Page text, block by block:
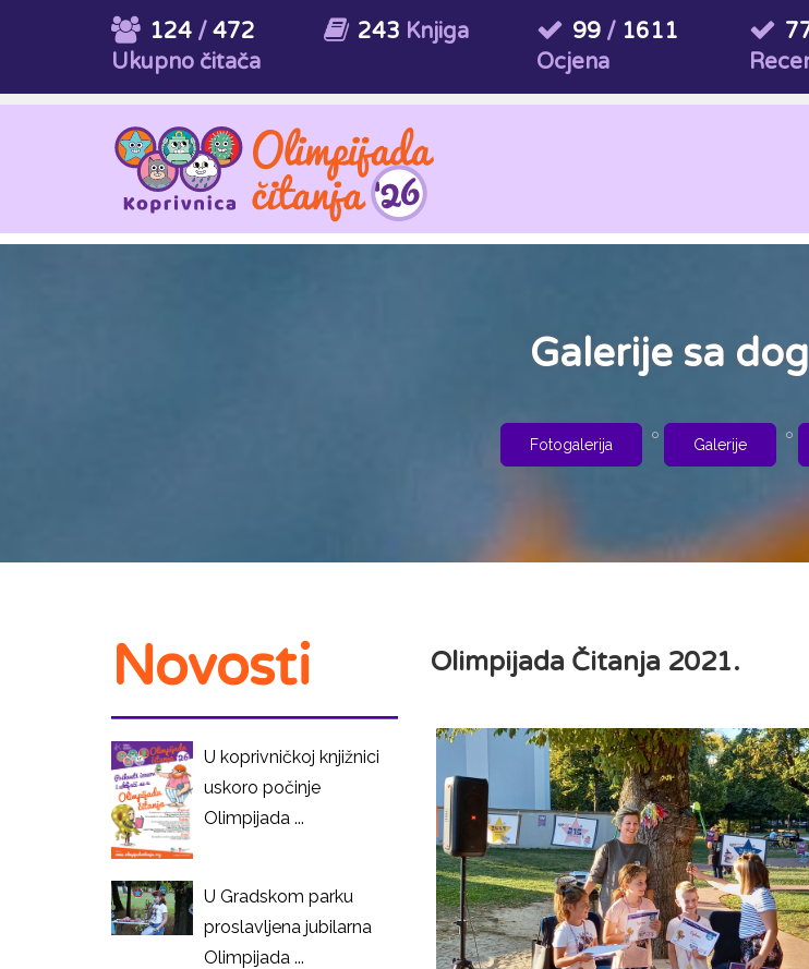
124/ 472
Ukupno čitača
243 Knjiga 99/ 1611
Ocjena
Galerije sa
Fotogalerija Galerije
Olimpijada Čitanja 2021.
Novosti
U koprivničkoj knjižnici
uskoro počinje
Olimpijada ...
U Gradskom parku
proslavljena jubilarna
Olimpijada ...